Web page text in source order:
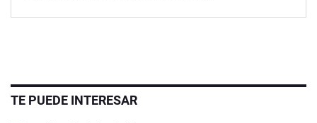
TE PUEDE INTERESAR